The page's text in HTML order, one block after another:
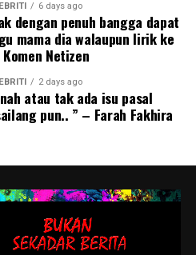
6 days ago
dengan penuh bangga dapat
mama dia walaupun lirik ke
Netizen
2 days ago
atau tak ada isu pasal
pun.. ” – Farah Fakhira